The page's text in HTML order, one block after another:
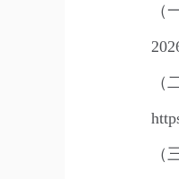
（
（
（